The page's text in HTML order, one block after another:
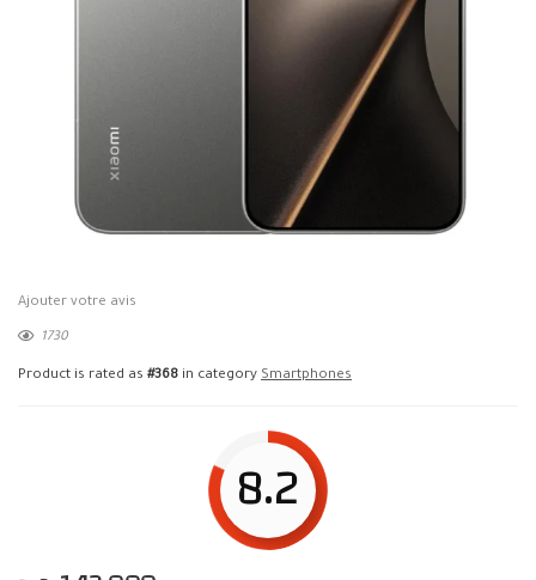
Ajouter votre avis
1730
Product is rated as #368 in category Smartphones
8.2